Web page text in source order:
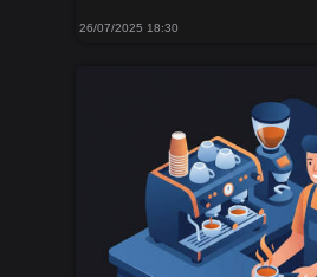
26/07/2025 18:30